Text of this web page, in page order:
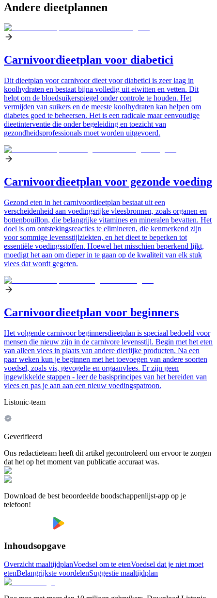
Andere dieetplannen
Carnivoordieetplan voor diabetici
Dit dieetplan voor carnivoor dieet voor diabetici is zeer laag in
koolhydraten en bestaat bijna volledig uit eiwitten en vetten. Dit
helpt om de bloedsuikerspiegel onder controle te houden. Het
vermijden van suikers en de meeste koolhydraten kan helpen om
diabetes goed te beheersen. Het is een radicale maar eenvoudige
dieetinterventie die onder begeleiding en toezicht van
gezondheidsprofessionals moet worden uitgevoerd.
Carnivoordieetplan voor gezonde voeding
Gezond eten in het carnivoordieetplan bestaat uit een
verscheidenheid aan voedingsrijke vleesbronnen, zoals organen en
bottenbouillon, die belangrijke vitamines en mineralen bevatten. Het
doel is om ontstekingsreacties te elimineren, die kenmerkend zijn
voor sommige levensstijlziekten, en het dieet te beperken tot
essentiële voedingsstoffen. Hoewel het misschien beperkend lijkt,
moedigt het aan om dieper in te gaan op de kwaliteit van elk stuk
vlees dat wordt gegeten.
Carnivoordieetplan voor beginners
Het volgende carnivoor beginnersdieetplan is speciaal bedoeld voor
mensen die nieuw zijn in de carnivore levensstijl. Begin met het eten
van alleen vlees in plaats van andere dierlijke producten. Na een
paar weken kun je beginnen met het toevoegen van andere soorten
voedsel, zoals vis, gevogelte en orgaanvlees. Er zijn geen
ingewikkelde stappen - leer de basisprincipes van het bereiden van
vlees en pas je aan aan een nieuw voedingspatroon.
Listonic-team
Geverifieerd
Ons redactieteam heeft dit artikel gecontroleerd om ervoor te zorgen
dat het op het moment van publicatie accuraat was.
Download de best beoordeelde boodschappenlijst-app op je
telefoon!
Inhoudsopgave
Overzicht maaltijdplanVoedsel om te etenVoedsel dat je niet moet
etenBelangrijkste voordelenSuggestie maaltijdplan